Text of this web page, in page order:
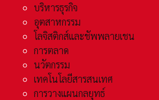
บริหารธุรกิจ
อุตสาหกรรม
โลจิสติกส์และชัพพลายเชน
การตลาด
นวัตกรรม
เทคโนโลยีสารสนเทศ
การวางแผนกลยุทธ์